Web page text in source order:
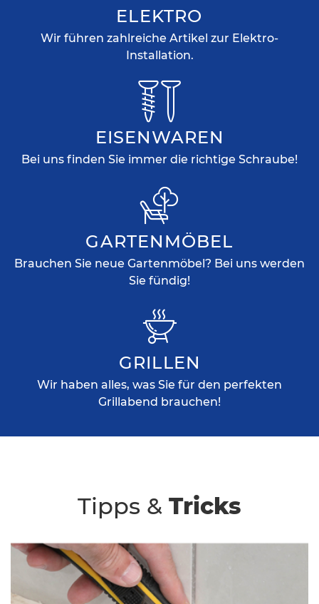
ELEKTRO
Wir führen zahlreiche Artikel zur Elektro-
Installation.
EISENWAREN
Bei uns finden Sie immer die richtige Schraube!
GARTENMÖBEL
Brauchen Sie neue Gartenmöbel? Bei uns werden
Sie fündig!
GRILLEN
Wir haben alles, was Sie für den perfekten
Grillabend brauchen!
Tipps & Tricks